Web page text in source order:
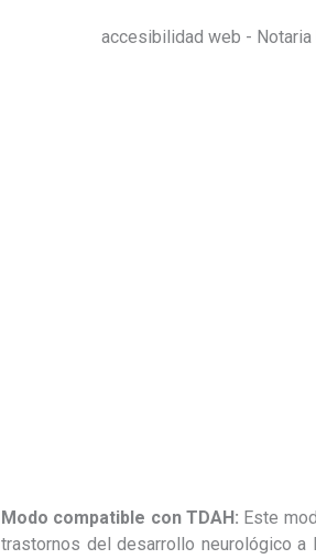
Modo compatible con TDAH: Este
trastornos del desarrollo neurológico a